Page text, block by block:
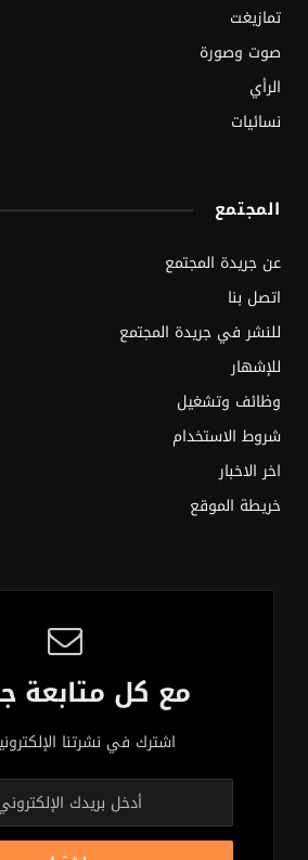
تمازيغت
صوت وصورة
الرأي
نسائيات
المجتمع
عن جريدة المجتمع
اتصل بنا
للنشر في جريدة المجتمع
للإشهار
وظائف وتشغيل
شروط الاستخدام
اخر الاخبار
خريطة الموقع
مع كل متابعة
اشترك في نشرتنا